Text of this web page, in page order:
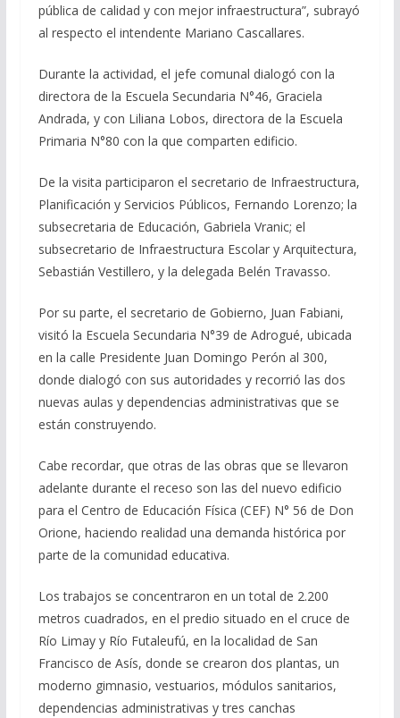
pública de calidad y con mejor infraestructura”, subrayó
al respecto el intendente Mariano Cascallares.
Durante la actividad, el jefe comunal dialogó con la
directora de la Escuela Secundaria N°46, Graciela
Andrada, y con Liliana Lobos, directora de la Escuela
Primaria N°80 con la que comparten edificio.
De la visita participaron el secretario de Infraestructura,
Planificación y Servicios Públicos, Fernando Lorenzo; la
subsecretaria de Educación, Gabriela Vranic; el
subsecretario de Infraestructura Escolar y Arquitectura,
Sebastián Vestillero, y la delegada Belén Travasso.
Por su parte, el secretario de Gobierno, Juan Fabiani,
visitó la Escuela Secundaria N°39 de Adrogué, ubicada
en la calle Presidente Juan Domingo Perón al 300,
donde dialogó con sus autoridades y recorrió las dos
nuevas aulas y dependencias administrativas que se
están construyendo.
Cabe recordar, que otras de las obras que se llevaron
adelante durante el receso son las del nuevo edificio
para el Centro de Educación Física (CEF) N° 56 de Don
Orione, haciendo realidad una demanda histórica por
parte de la comunidad educativa.
Los trabajos se concentraron en un total de 2.200
metros cuadrados, en el predio situado en el cruce de
Río Limay y Río Futaleufú, en la localidad de San
Francisco de Asís, donde se crearon dos plantas, un
moderno gimnasio, vestuarios, módulos sanitarios,
dependencias administrativas y tres canchas